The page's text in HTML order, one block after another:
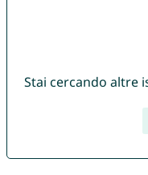
Stai cercando altre